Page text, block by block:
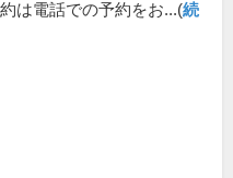
は電話での予約をお...(続